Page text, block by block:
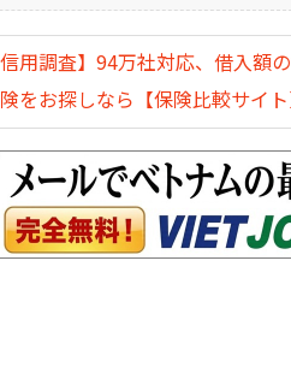
信用調査】94万社対応、借入額
をお探しなら【保険比較サイ